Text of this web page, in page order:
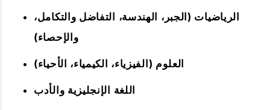
الرياضيات (الجبر، الهندسة، التفاضل والتكامل،
والإحصاء)
العلوم (الفيزياء، الكيمياء، الأحياء)
اللغة الإنجليزية والأدب